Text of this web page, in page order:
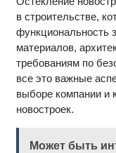
в строительстве,
функциональность
материалов,
требованиям по
все это важные
выборе компании и
новостроек.
Может быть